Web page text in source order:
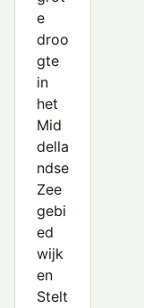
e
droo
gte
in
het
Mid
della
ndse
Zee
gebi
ed
wijk
en
Stelt